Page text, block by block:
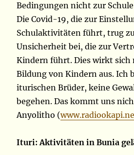
Bedingungen nicht zur
Die Covid-19, die zur
Schulaktivitäten führt, trug
Unsicherheit bei, die zur
Kindern führt. Dies wirkt sich
Bildung von Kindern aus. Ich
iturischen Brüder, keine
begehen. Das kommt uns
Anyolitho (
Ituri: Aktivitäten in Bunia